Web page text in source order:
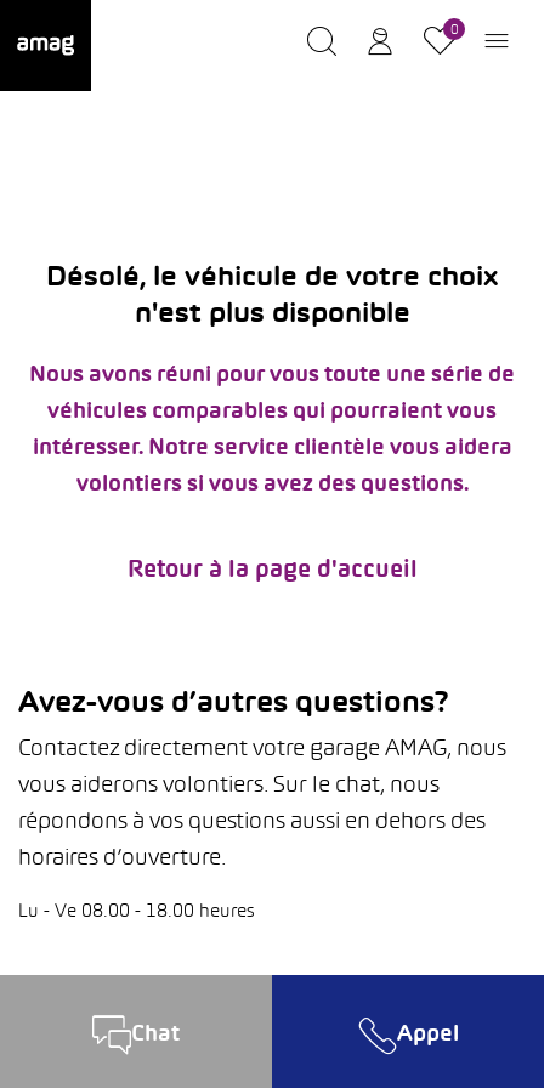
0
Désolé, le véhicule de votre choix
n'est plus disponible
Nous avons réuni pour vous toute une série de
véhicules comparables qui pourraient vous
intéresser. Notre service clientèle vous aidera
volontiers si vous avez des questions.
Retour à la page d'accueil
Avez-vous d’autres questions?
Contactez directement votre garage AMAG, nous
vous aiderons volontiers. Sur le chat, nous
répondons à vos questions aussi en dehors des
horaires d’ouverture.
Lu - Ve 08.00 - 18.00 heures
Chat Appel